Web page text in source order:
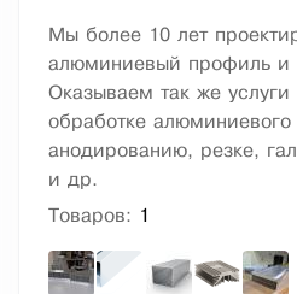
Мы более 10 лет
алюминиевый профиль и
Оказываем так же услуги
обработке
анодированию, резке,
и др.
Товаров: 1